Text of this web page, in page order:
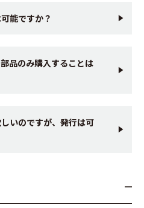
能ですか？
品のみ購入することは
いのですが、発行は可